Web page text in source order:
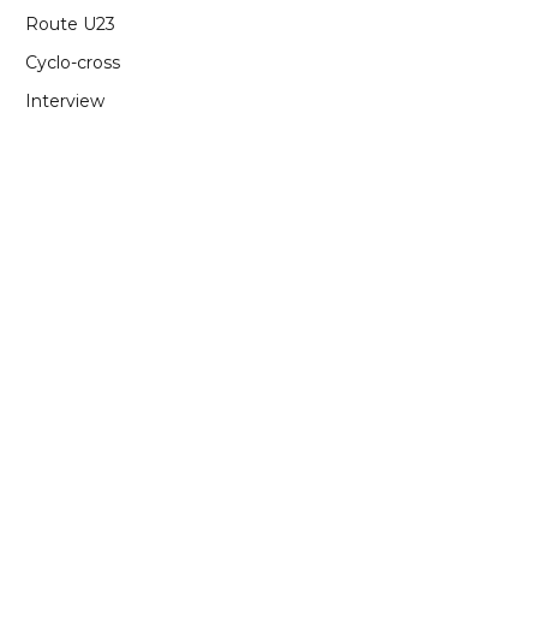
Route U23
Cyclo-cross
Interview